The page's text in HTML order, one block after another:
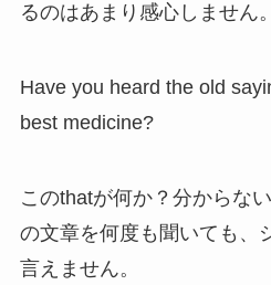
るのはあまり感心しません。
Have you heard the old
best medicine?
このthatが何か？分からな
の文章を何度も聞いても、
言えません。